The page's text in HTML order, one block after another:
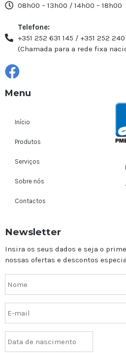
08h00 – 13h00 / 14h00 – 18h00
Telefone:
+351 252 631 145 / +351 252
(Chamada para a rede fixa
Menu
Início
Produtos
Serviços
Sobre nós
Contactos
Newsletter
Insira os seus dados e seja o
nossas ofertas e descontos